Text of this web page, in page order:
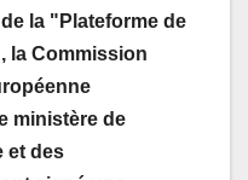
la "Plateforme de
la Commission
ministère de
et des